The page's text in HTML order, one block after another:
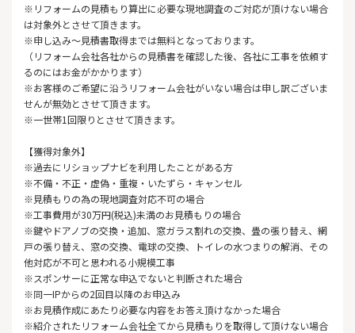
※リフォームの見積もり算出に必要な現地調査のご対応が頂けない場合
は対象外とさせて頂きます。
※申し込み～見積書取得までは無料となっております。
（リフォーム会社各社からの見積書を確認した後、各社に工事を依頼す
るのにはお金がかかります）
※お客様のご希望に沿うリフォーム会社がいない場合は申し訳ございま
せんが無効とさせて頂きます。
※一世帯1回限りとさせて頂きます。
【獲得対象外】
※過去にリショップナビを利用したことがある方
※不備・不正・虚偽・重複・いたずら・キャンセル
※見積もりの為の現地調査対応不可の場合
※工事費用が30万円(税込)未満のお見積もりの場合
※鍵やドアノブの交換・追加、窓ガラス割れの交換、畳の張り替え、網
戸の張り替え、窓の交換、電球の交換、トイレの水つまりの解消、その
他対応が不可と思われる小規模工事
※スポンサーに正常な申込でないと判断された場合
※同一IPからの2回目以降のお申込み
※お見積作成にあたり必要な内容をお答え頂けなかった場合
※紹介されたリフォーム会社全てから見積もりを取得して頂けない場合